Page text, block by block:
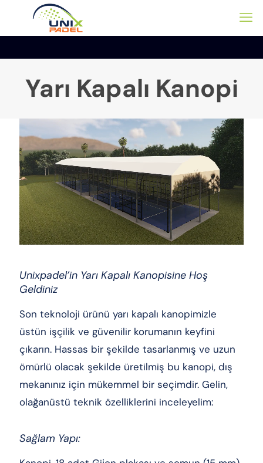
Yarı Kapalı Kanopi
Unixpadel’in Yarı Kapalı Kanopisine Hoş
Geldiniz
Son teknoloji ürünü yarı kapalı kanopimizle
üstün işçilik ve güvenilir korumanın keyfini
çıkarın. Hassas bir şekilde tasarlanmış ve uzun
ömürlü olacak şekilde üretilmiş bu kanopi, dış
mekanınız için mükemmel bir seçimdir. Gelin,
olağanüstü teknik özelliklerini inceleyelim:
Sağlam Yapı: